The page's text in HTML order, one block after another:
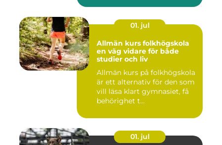
01. jul
Allmän kurs folkhögskola
en väg vidare för både
studier och liv
Allmän kurs på folkhögskola
är ett alternativ för den som
vill läsa klart gymnasiet, få
behörighet t...
01. jul